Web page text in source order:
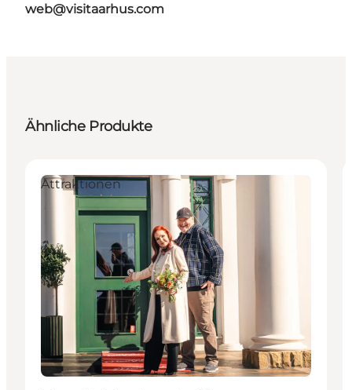
web@visitaarhus.com
Ähnliche Produkte
Attraktionen